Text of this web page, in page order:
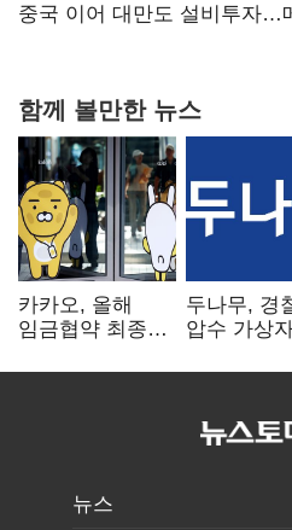
연 홈플러스
중국 이어 대만도 설비투자…
함께 볼만한 뉴스
카카오, 올해
임금협약 최종
인상·격려금
두나무, 경
압수 가상
커스터디
뉴스